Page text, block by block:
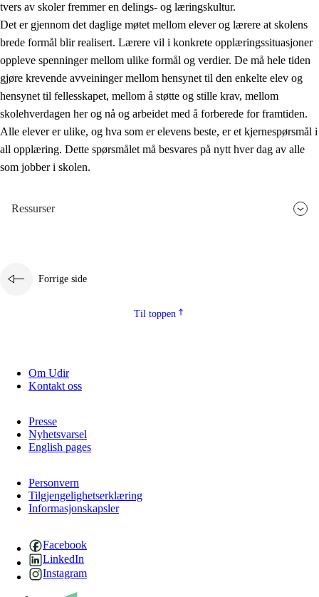
tvers av skoler fremmer en delings- og læringskultur.
Det er gjennom det daglige møtet mellom elever og lærere at skolens
brede formål blir realisert. Lærere vil i konkrete opplæringssituasjoner
oppleve spenninger mellom ulike formål og verdier. De må hele tiden
gjøre krevende avveininger mellom hensynet til den enkelte elev og
hensynet til fellesskapet, mellom å støtte og stille krav, mellom
skolehverdagen her og nå og arbeidet med å forberede for framtiden.
Alle elever er ulike, og hva som er elevens beste, er et kjernespørsmål i
all opplæring. Dette spørsmålet må besvares på nytt hver dag av alle
som jobber i skolen.
Ressurser
Forrige side
Til toppen
Om Udir
Kontakt oss
Presse
Nyhetsvarsel
English pages
Personvern
Tilgjengelighetserklæring
Informasjonskapsler
Facebook
LinkedIn
Instagram